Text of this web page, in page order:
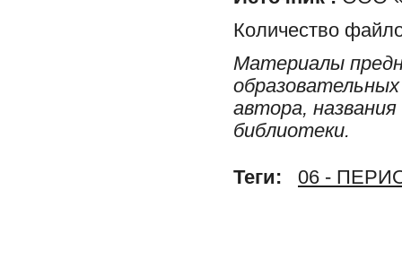
Количество
Материалы
автора,
библиотеки.
Теги: 06 -